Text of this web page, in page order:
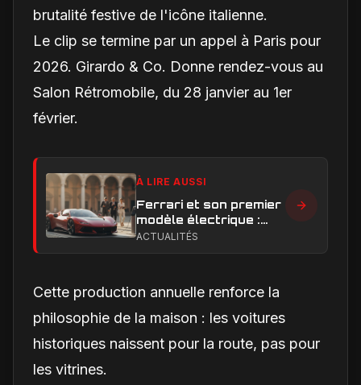
brutalité festive de l'icône italienne.
Le clip se termine par un appel à Paris pour
2026. Girardo & Co. Donne rendez-vous au
Salon Rétromobile, du 28 janvier au 1er
février.
À LIRE AUSSI
Ferrari et son premier
modèle électrique :
calendrier de
ACTUALITÉS
Cette production annuelle renforce la
philosophie de la maison : les voitures
historiques naissent pour la route, pas pour
les vitrines.